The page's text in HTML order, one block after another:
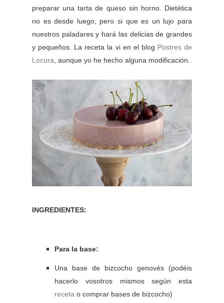
preparar una tarta de queso sin horno. Dietética
no es desde luego, pero si que es un lujo para
nuestros paladares y hará las delicias de grandes
y pequeños. La receta la vi en el blog Postres de
Locura , aunque yo he hecho alguna modificación.
INGREDIENTES:
Para la base:
Una base de bizcocho genovés (podéis
hacerlo vosotros mismos según esta
receta o comprar bases de bizcocho)